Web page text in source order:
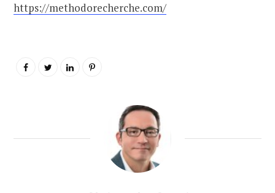
https://methodorecherche.com/